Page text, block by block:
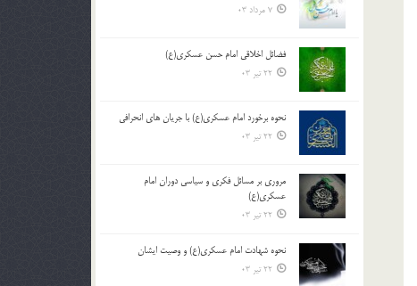
7 مرداد 03
فضائل اخلاقی امام حسن عسکری(ع)
22 تیر 03
نحوه برخورد امام عسکری(ع) با جریان های انحرافی
22 تیر 03
مروری بر مسائل فکری و سیاسی دوران امام
عسکری(ع)
22 تیر 03
نحوه شهادت امام عسکری(ع) و وصیت ایشان
22 تیر 03